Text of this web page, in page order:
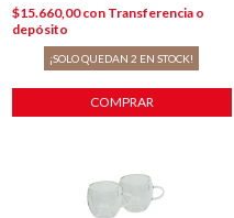
$15.660,00con Transferencia o
depósito
¡SOLO QUEDAN2 EN STOCK!
COMPRAR